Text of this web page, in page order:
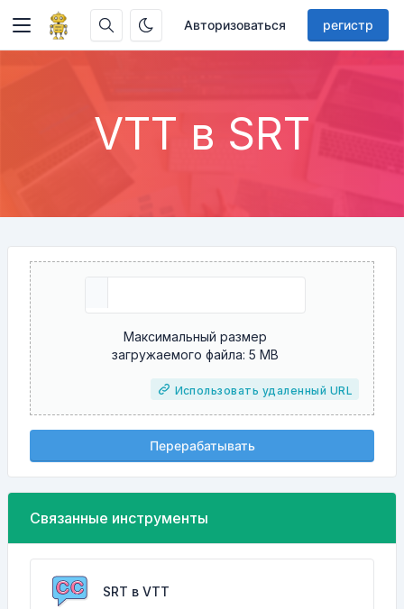
Авторизоваться регистр
VTT в SRT
Максимальный размер
загружаемого файла: 5 MB
Использовать удаленный URL
Перерабатывать
Связанные инструменты
SRT в VTT